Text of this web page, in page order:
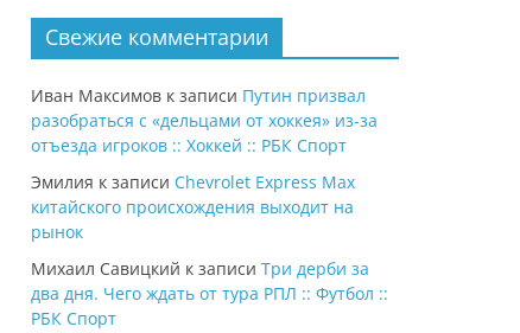
Свежие комментарии
Иван Максимов к записи Путин призвал
разобраться с «дельцами от хоккея» из-за
отъезда игроков :: Хоккей :: РБК Спорт
Эмилия к записи Chevrolet Express Max
китайского происхождения выходит на
рынок
Михаил Савицкий к записи Три дерби за
два дня. Чего ждать от тура РПЛ :: Футбол ::
РБК Спорт